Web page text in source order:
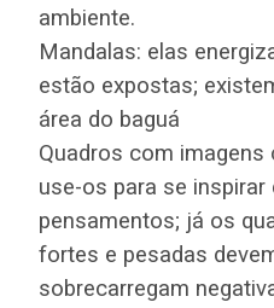
ambiente.
Mandalas: elas
estão expostas;
área do baguá
Quadros com
use-os para se inspirar
pensamentos; já os
fortes e pesadas
sobrecarregam